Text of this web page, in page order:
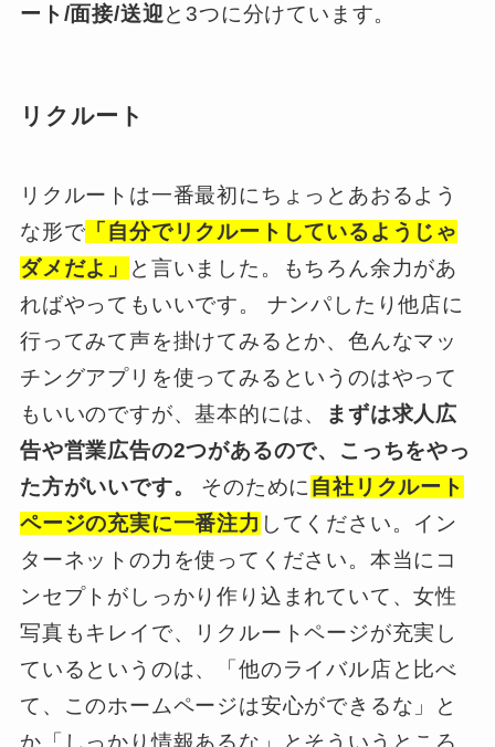
ート/面接/送迎と3つに分けています。
リクルート
リクルートは一番最初にちょっとあおるよう
な形で 「自分でリクルートしているようじゃ
ダメだよ」
と言いました。もちろん余力があ
ればやってもいいです。 ナンパしたり他店に
行ってみて声を掛けてみるとか、色んなマッ
チングアプリを使ってみるというのはやって
もいいのですが、基本的には、
まずは求人広
告や営業広告の2つがあるので、こっちをやっ
た方がいいです。
そのために自社リクルート
ページの充実に一番注力 してください。イン
ターネットの力を使ってください。本当にコ
ンセプトがしっかり作り込まれていて、女性
写真もキレイで、リクルートページが充実し
ているというのは、「他のライバル店と比べ
て、このホームページは安心ができるな」と